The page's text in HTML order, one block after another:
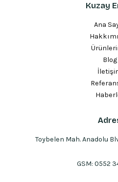
Kuzay
Ana
Blog
Toybelen Mah. Anadolu
GSM: 0552